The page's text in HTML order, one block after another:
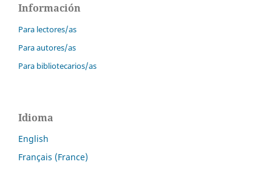
Información
Para lectores/as
Para autores/as
Para bibliotecarios/as
Idioma
English
Français (France)